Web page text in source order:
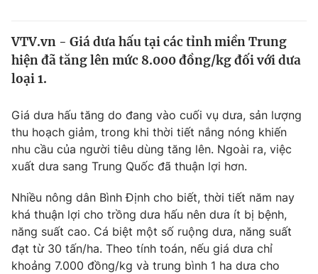
Y tế
Tin tức
Thế giới đó đây
Kinh tế
Tài chính
Thị trường
Góc doanh nghiệp
Truyền hình
Phim VTV
Giải trí
Giáo dục
VTV.vn - Giá dưa hấu tại các tỉnh miền Trung
hiện đã tăng lên mức 8.000 đồng/kg đối với dưa
loại 1.
Giá dưa hấu tăng do đang vào cuối vụ dưa, sản lượng
thu hoạch giảm, trong khi thời tiết nắng nóng khiến
nhu cầu của người tiêu dùng tăng lên. Ngoài ra, việc
xuất dưa sang Trung Quốc đã thuận lợi hơn.
Nhiều nông dân Bình Định cho biết, thời tiết năm nay
khá thuận lợi cho trồng dưa hấu nên dưa ít bị bệnh,
năng suất cao. Cá biệt một số ruộng dưa, năng suất
đạt từ 30 tấn/ha. Theo tính toán, nếu giá dưa chỉ
khoảng 7.000 đồng/kg và trung bình 1 ha dưa cho